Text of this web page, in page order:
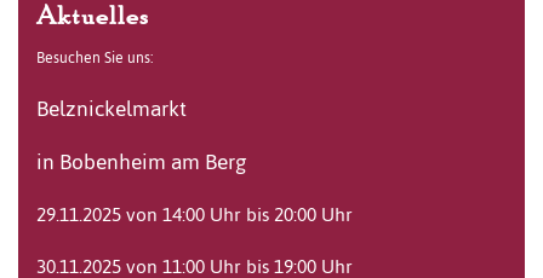
Aktuelles
Besuchen Sie uns:
Belznickelmarkt
in Bobenheim am Berg
29.11.2025 von 14:00 Uhr bis 20:00 Uhr
30.11.2025 von 11:00 Uhr bis 19:00 Uhr